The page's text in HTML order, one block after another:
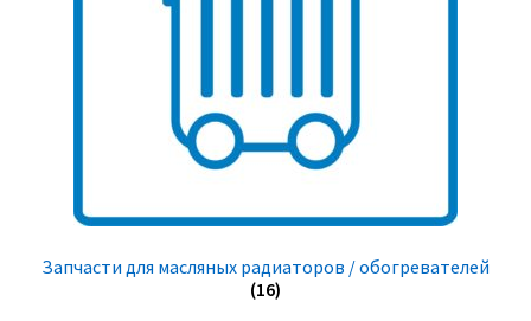
Запчасти для масляных радиаторов / обогревателей
(16)